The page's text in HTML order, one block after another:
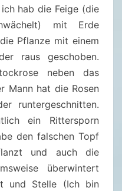
hab die Feige (die
mit Erde
Pflanze mit einem
raus geschoben.
neben das
Mann hat die Rosen
runtergeschnitten.
ein Rittersporn
den falschen Topf
und auch die
überwintert
und Stelle (Ich bin